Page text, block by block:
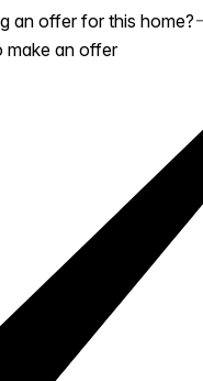
an offer for this home?
make an offer